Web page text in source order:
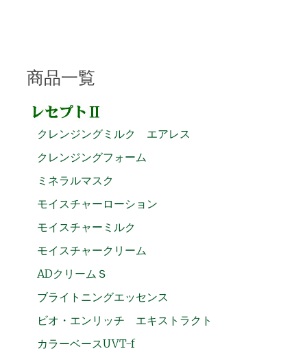
商品一覧
クレンジングミルク エアレス
クレンジングフォーム
ミネラルマスク
モイスチャーローション
モイスチャーミルク
モイスチャークリーム
ADクリームＳ
ブライトニングエッセンス
ビオ・エンリッチ エキストラクト
カラーベースUVT-f